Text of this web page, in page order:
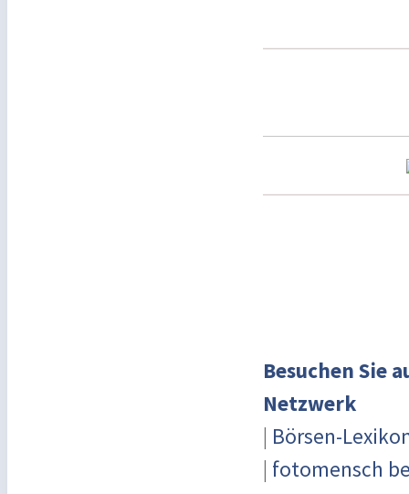
Besuchen Sie
Netzwerk
| Börsen-
| fotomensch